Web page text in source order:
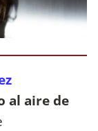
al aire de